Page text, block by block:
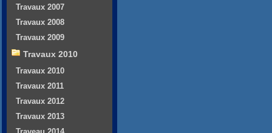
Travaux 2007
Travaux 2008
Travaux 2009
Travaux 2010
Travaux 2010
Travaux 2011
Travaux 2012
Travaux 2013